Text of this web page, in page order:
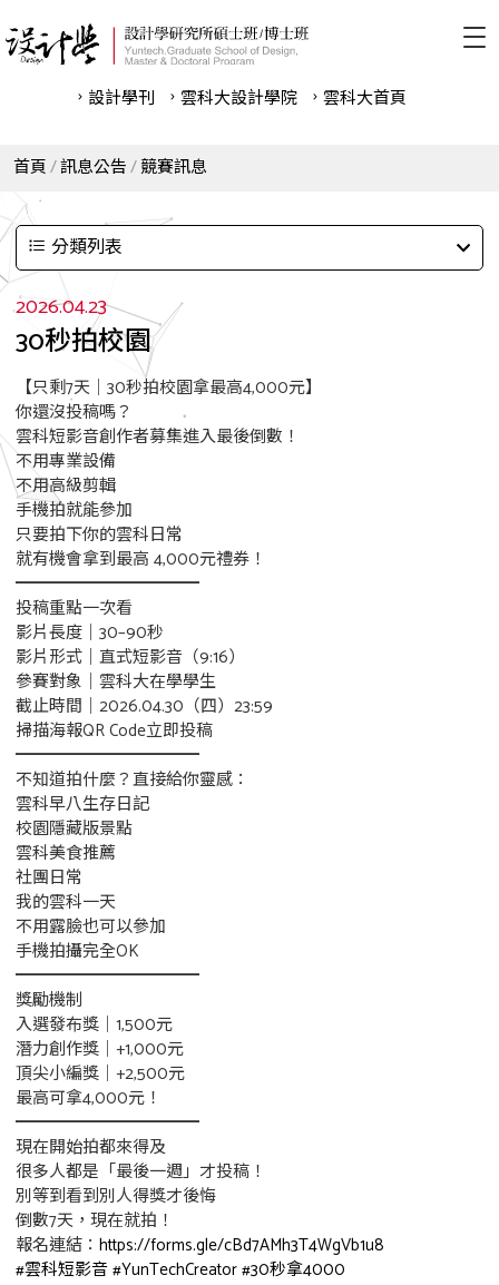
設計學刊 雲科⼤設計學院 雲科⼤首頁
首頁 訊息公告 競賽訊息
分類列表
2026.04.23
30秒拍校園
【只剩7天｜30秒拍校園拿最高4,000元】
你還沒投稿嗎？
雲科短影音創作者募集進入最後倒數！
不用專業設備
不用高級剪輯
手機拍就能參加
只要拍下你的雲科日常
就有機會拿到最高 4,000元禮券！
━━━━━━━━━━━
投稿重點一次看
影片長度｜30–90秒
影片形式｜直式短影音（9:16）
參賽對象｜雲科大在學學生
截止時間｜2026.04.30（四）23:59
掃描海報QR Code立即投稿
━━━━━━━━━━━
不知道拍什麼？直接給你靈感：
雲科早八生存日記
校園隱藏版景點
雲科美食推薦
社團日常
我的雲科一天
不用露臉也可以參加
手機拍攝完全OK
━━━━━━━━━━━
獎勵機制
入選發布獎｜1,500元
潛力創作獎｜+1,000元
頂尖小編獎｜+2,500元
最高可拿4,000元！
━━━━━━━━━━━
現在開始拍都來得及
很多人都是「最後一週」才投稿！
別等到看到別人得獎才後悔
倒數7天，現在就拍！
報名連結： https://forms.gle/cBd7AMh3T4WgVb1u8
#雲科短影音#YunTechCreator#30秒拿4000